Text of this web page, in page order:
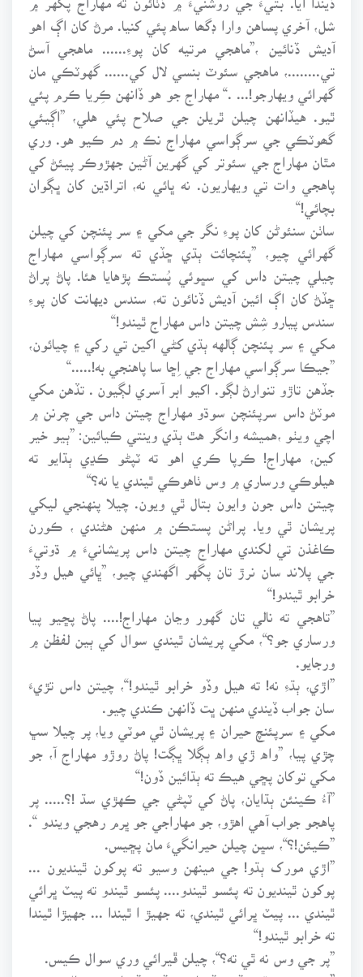
شل، آخري پساهن وارا ڊگھا ساه پئي کنيا. مرڻ کان اڳ اهو
آديش ڏنائين ،”ماهجي مرتيه کان پوءِ...... ماهجي آسڻ
تي........، ماهجي سئوٽ بنسي لال کي...... گهوٽڪي مان
گهرائي ويهارجو!... .“ مهاراج جو هو ڏانهن ڪِريا ڪرم پئي
ٿيو. هيڏانهن چيلن ٿريلن جي صلاح پئي هلي، ”اڳيئي
گھوٽڪي جي سرڳواسي مهاراج نڪ ۾ دم ڪيو هو. وري
مٿان مهاراج جي سئوتر کي گهرين آڻين جهڙوڪر پيئڻ کي
پاهجي وات تي ويهاريون. نه ڀائي نه، اتراڌين کان ڀڳوان
بچائي!“
ساٺن سنئوڻن کان پوءِ نگر جي مکي ۽ سر پئنچن کي چيلن
گهرائي چيو، ”پئنچائت ٻڌي ڇڏي ته سرڳواسي مهاراج
چيلي چيتن داس کي سڀوئي پُستڪ پڙهايا هئا. پاڻ پراڻ
ڇڏڻ کان اڳ ائين آديش ڏنائون ته، سندس ديهانت کان پوءِ
سندس پيارو شِش چيتن داس مهاراج ٿيندو!“
مکي ۽ سر پئنچن ڳالهه ٻڌي کڻي اکين تي رکي ۽ چيائون،
”جيڪا سرڳواسي مهاراج جي اِڇا سا پاهنجي به!.....“
جڏهن تاڙو تنوارڻ لڳو. اکيو ابر آسري لڳيون . تڏهن مکي
موٽڻ داس سرپئنچن سوڌو مهاراج چيتن داس جي چرنن ۾
اچي ويٺو ،هميشه وانگر هٿ ٻڌي وينتي ڪيائين: ”ٻيو خير
کين، مهاراج! ڪرپا ڪري اهو ته ٽپڻو ڪڍي ٻڌايو ته
هيلوڪي ورساري ۾ وس ٺاهوڪي ٿيندي يا نه؟“
چيتن داس جون وايون بتال ٿي ويون. چيلا پنهنجي ليکي
پريشان ٿي ويا. پراڻن پستڪن ۾ منهن هڻندي ، ڪورن
ڪاغذن تي لکندي مهاراج چيتن داس پريشانيءَ ۾ ڌوتيءَ
جي پلاند سان نرڙ تان پگهر اگهندي چيو، ”ڀائي هيل وڏو
خرابو ٿيندو!“
”تاهجي ته نالي تان گهور وڃان مهاراج!.... پاڻ پڇيو پيا
ورساري جو؟“، مکي پريشان ٿيندي سوال کي ٻين لفظن ۾
ورجايو.
”اڙي، ٻڌءِ نه! ته هيل وڏو خرابو ٿيندو!“، چيتن داس تڙيءَ
سان جواب ڏيندي منهن ڀت ڏانهن ڪندي چيو.
مکي ۽ سرپئنچ حيران ۽ پريشان ٿي موٽي ويا، پر چيلا سڀ
چڙي پيا، ”واه ڙي واه ٻڳلا ڀڳت! پاڻ روڙو مهاراج آ، جو
مکي توکان پڇي هيڪ ته ٻڌائين ڏون!“
”آءُ ڪينئن ٻڌايان، پاڻ کي ٽپڻي جي ڪهڙي سڌ !؟..... پر
پاهجو جواب آهي اهڙو، جو مهاراجي جو ڀرم رهجي ويندو “.
”ڪيئن!؟“، سڀن چيلن حيرانگيءَ مان پڇيس.
”اڙي مورک ٻڌو! جي مينهن وسيو ته پوکون ٿينديون ...
پوکون ٿينديون ته پئسو ٿيندو.... پئسو ٿيندو ته پيٽ ڀرائي
ٿيندي ... پيٽ ڀرائي ٿيندي، ته جهيڙ ا ٿيندا ... جهيڙا ٿيندا
ته خرابو ٿيندو!“
”پر جي وس نه ٿي ته؟“، چيلن ڦيرائي وري سوال ڪيس.
”جي وس نه ٿي، ڏيهه ڏڪاربو، ڏيهه ڏڪاربو ته مال مرندو،